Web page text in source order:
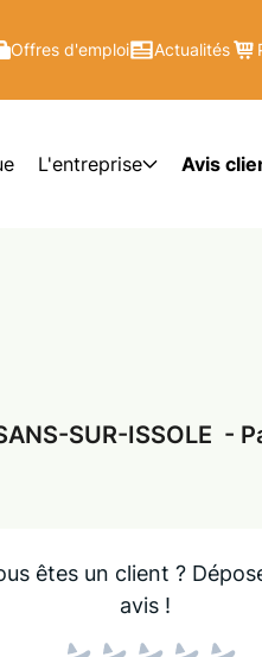
Offres d'emploi Actualités
L'entreprise Avis
SUR-ISSOLE -
êtes un client ?
avis !